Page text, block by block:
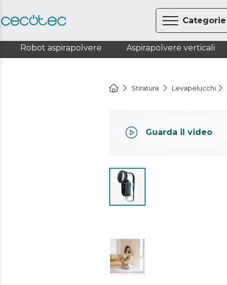
Categorie
Robot aspirapolvere Aspirapolvere verticali
Stiratura Levapelucchi
Guarda il video